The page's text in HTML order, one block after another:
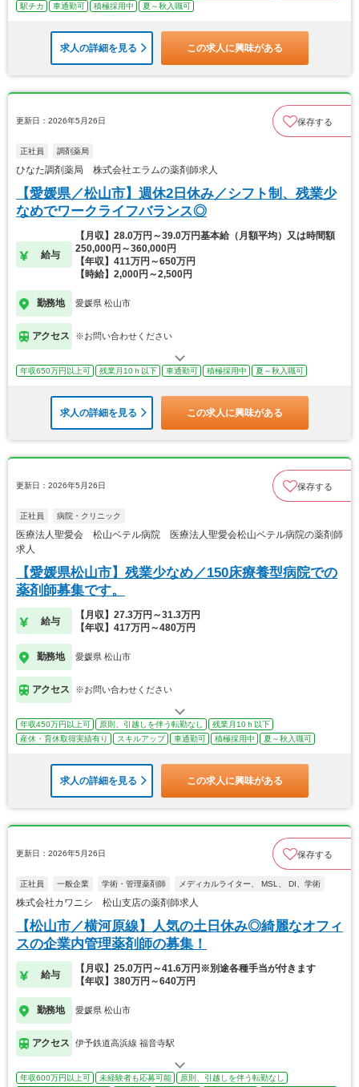
駅チカ
車通勤可 積極採用中 夏～秋入職可
求人の詳細を見る この求人に興味がある
更新日：2026年5月26日 保存する
正社員 調剤薬局
ひなた調剤薬局 株式会社エラムの薬剤師求人
【愛媛県／松山市】週休2日休み／シフト制、残業少
なめでワークライフバランス◎
給与
【月収】28.0万円～39.0万円基本給（月額平均）又は時間額
250,000円～360,000円
【年収】411万円～650万円
【時給】2,000円～2,500円
勤務地 愛媛県 松山市
アクセス ※お問い合わせください
年収650万円以上可 残業月10ｈ以下 車通勤可 積極採用中 夏～秋入職可
求人の詳細を見る この求人に興味がある
更新日：2026年5月26日 保存する
正社員 病院・クリニック
医療法人聖愛会 松山ベテル病院 医療法人聖愛会松山ベテル病院の薬剤師
求人
【愛媛県松山市】残業少なめ／150床療養型病院での
薬剤師募集です。
給与
【月収】27.3万円～31.3万円
【年収】417万円～480万円
勤務地 愛媛県 松山市
アクセス ※お問い合わせください
年収450万円以上可 原則、引越しを伴う転勤なし
残業月10ｈ以下
産休・育休取得実績有り
スキルアップ 車通勤可 積極採用中 夏～秋入職可
求人の詳細を見る この求人に興味がある
更新日：2026年5月26日 保存する
正社員 一般企業 学術・管理薬剤師 メディカルライター、 MSL、 DI、学術
株式会社カワニシ 松山支店の薬剤師求人
【松山市／横河原線】人気の土日休み◎綺麗なオフィ
スの企業内管理薬剤師の募集！
給与
【月収】25.0万円～41.6万円※別途各種手当が付きます
【年収】380万円～640万円
勤務地 愛媛県 松山市
アクセス 伊予鉄道高浜線 福音寺駅
年収600万円以上可 未経験者も応募可能 原則、引越しを伴う転勤なし